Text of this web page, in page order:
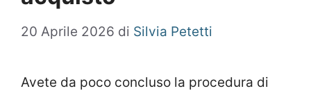
20 Aprile 2026 di Silvia Petetti
Avete da poco concluso la procedura di